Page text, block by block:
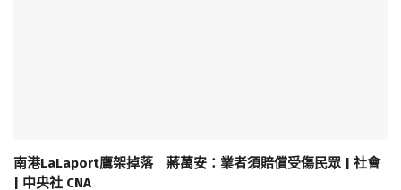
南港LaLaport鷹架掉落 蔣萬安：業者須賠償受傷民眾 | 社會
| 中央社 CNA